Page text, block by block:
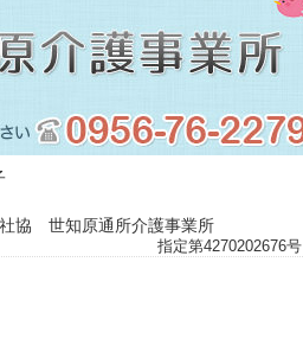
協 世知原通所介護事業所
指定第